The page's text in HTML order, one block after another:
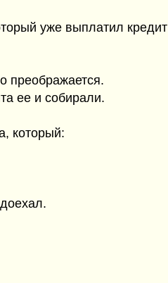
уже выплатил кредит
преображается.
ее и собирали.
который: